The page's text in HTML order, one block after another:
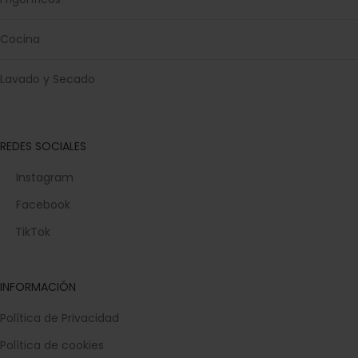
Cocina
Lavado y Secado
REDES SOCIALES
Instagram
Facebook
TikTok
INFORMACIÓN
Política de Privacidad
Política de cookies